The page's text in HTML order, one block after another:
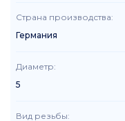
Страна производства:
Германия
Диаметр:
5
Вид резьбы: